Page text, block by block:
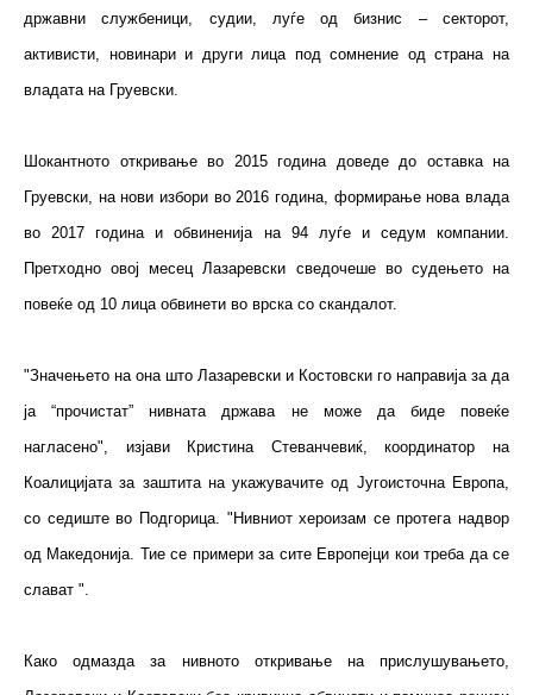
државни службеници, судии, луѓе од бизнис – секторот,
активисти, новинари и други лица под сомнение од страна на
владата на Груевски.
Шокантното откривање во 2015 година доведе до оставка на
Груевски, на нови избори во 2016 година, формирање нова влада
во 2017 година и обвиненија на 94 луѓе и седум компании.
Претходно овој месец Лазаревски сведочеше во судењето на
повеќе од 10 лица обвинети во врска со скандалот.
"Значењето на она што Лазаревски и Костовски го направија за да
ја “прочистат” нивната држава не може да биде повеќе
нагласено", изјави Кристина Стеванчевиќ, координатор на
Коалицијата за заштита на укажувачите од Југоисточна Европа,
со седиште во Подгорица. "Нивниот хероизам се протега надвор
од Македонија. Тие се примери за сите Европејци кои треба да се
слават ".
Како одмазда за нивното откривање на прислушувањето,